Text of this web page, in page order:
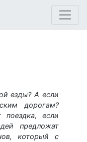
езды? А если
дорогам?
поездка, если
предложат
который с